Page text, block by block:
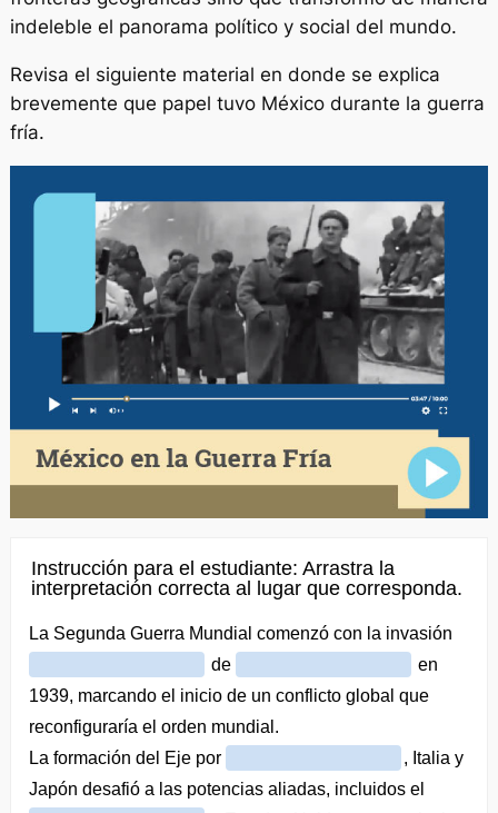
indeleble el panorama político y social del mundo.
Revisa el siguiente material en donde se explica
brevemente que papel tuvo México durante la guerra
fría.